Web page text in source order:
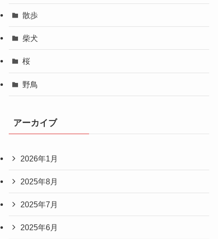
散歩
柴犬
桜
野鳥
アーカイブ
2026年1月
2025年8月
2025年7月
2025年6月